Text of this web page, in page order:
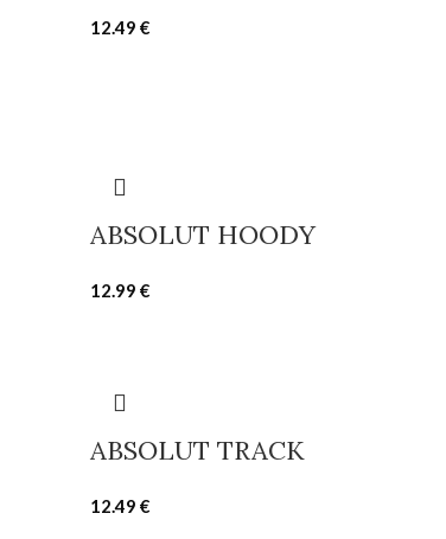
12.49 €
ABSOLUT HOODY
12.99 €
ABSOLUT TRACK
12.49 €